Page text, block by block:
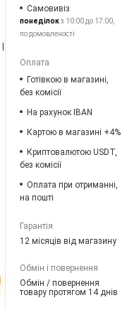
Самовивіз
понеділокз 10:00 до 17:00,
по домовленості
Оплата
Готівкою в магазині,
без комісії
На рахунок IBAN
Картою в магазині +4%
Криптовалютою USDT,
без комісії
Оплата при отриманні,
на пошті
Гарантія
12 місяців від магазину
Обмін і повернення
Обмін / повернення
товару протягом 14 днів